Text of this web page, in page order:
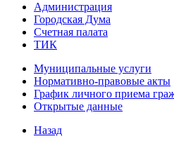
Администрация
Городская Дума
Счетная палата
ТИК
Муниципальные услуги
Нормативно-правовые акты
График личного приема
Открытые данные
Назад